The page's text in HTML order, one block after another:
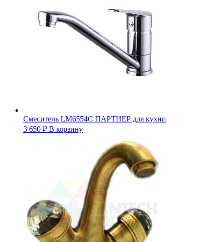
Смеситель LM6554С ПАРТНЕР для кухни
3 650 ₽ В корзину